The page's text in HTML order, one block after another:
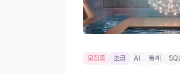
모집중 초급 AI 통계 SQL